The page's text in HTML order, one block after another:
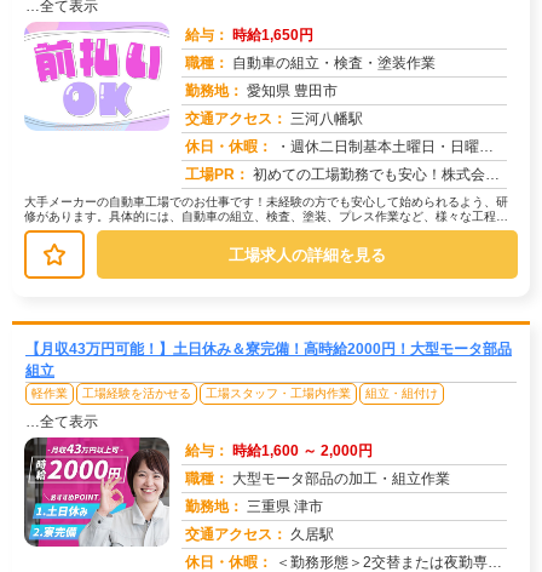
…全て表示
給与： 時給1,650円
職種： 自動車の組立・検査・塗装作業
勤務地： 愛知県 豊田市
交通アクセス： 三河八幡駅
休日・休暇：
・週休二日制基本土曜日・日曜日・長期休暇ありGW休暇・お盆休暇・年末年始休暇・年次有給休暇あり※配属先、工場カレン...
工場PR： 初めての工場勤務でも安心！株式会社京栄センターで、新しい一歩を踏み出してみませんか？充実のサポート体制で、あなたを...
大手メーカーの自動車工場でのお仕事です！未経験の方でも安心して始められるよう、研
修があります。具体的には、自動車の組立、検査、塗装、プレス作業など、様々な工程が
あります。募集状況によって作業内容...
工場求人の詳細を見る
【月収43万円可能！】土日休み＆寮完備！高時給2000円！大型モータ部品
組立
軽作業 工場経験を活かせる 工場スタッフ・工場内作業 組立・組付け
…全て表示
給与： 時給1,600 ～ 2,000円
職種： 大型モータ部品の加工・組立作業
勤務地： 三重県 津市
交通アクセス： 久居駅
休日・休暇：
＜勤務形態＞2交替または夜勤専属＜休日＞土日休み※職場カレンダーによる